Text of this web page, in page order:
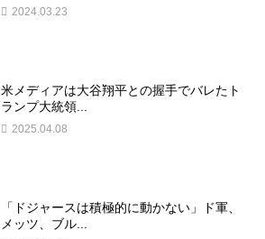
2024.03.23
米メディアは大谷翔平との握手でバレたト
ランプ大統領...
2025.04.08
「ドジャースは積極的に動かない」ド軍、
メッツ、ブル...